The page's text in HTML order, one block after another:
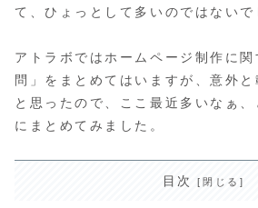
て、ひょっとして多いのではないで
アトラボではホームページ制作に
問」をまとめてはいますが、意外と
と思ったので、ここ最近多いなぁ
にまとめてみました。
目次